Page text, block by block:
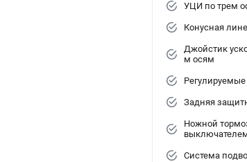
УЦИ по трем
Конусная
Джойстик
м осям
Задняя
Ножной
Система